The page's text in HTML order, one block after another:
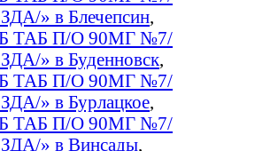
» в Блечепсин,
ТАБ П/О 90МГ №7/
» в Буденновск,
ТАБ П/О 90МГ №7/
» в Бурлацкое,
ТАБ П/О 90МГ №7/
» в Винсады,